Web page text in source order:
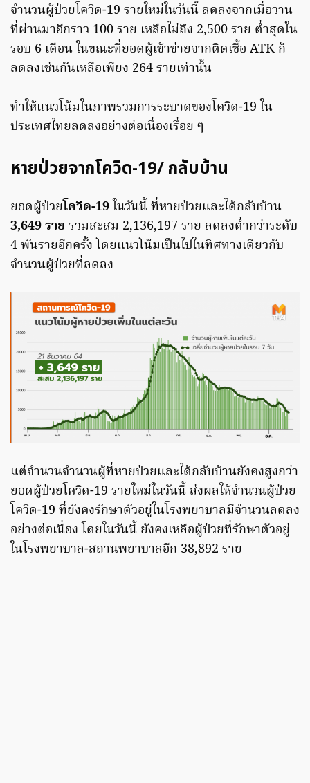
จำนวนผู้ป่วยโควิด-19 รายใหม่ในวันนี้ ลดลงจากเมื่อวาน
ที่ผ่านมาอีกราว 100 ราย เหลือไม่ถึง 2,500 ราย ต่ำสุดใน
รอบ 6 เดือน ในขณะที่ยอดผู้เข้าข่ายจากติดเชื้อ ATK ก็
ลดลงเช่นกันเหลือเพียง 264 รายเท่านั้น
ทำให้แนวโน้มในภาพรวมการระบาดของโควิด-19 ใน
ประเทศไทยลดลงอย่างต่อเนื่องเรื่อย ๆ
หายป่วยจากโควิด-19/ กลับบ้าน
ยอดผู้ป่วยโควิด-19ในวันนี้ ที่หายป่วยและได้กลับบ้าน
3,649 ราย รวมสะสม 2,136,197 ราย ลดลงต่ำกว่าระดับ
4 พันรายอีกครั้ง โดยแนวโน้มเป็นไปในทิศทางเดียวกับ
จำนวนผู้ป่วยที่ลดลง
แต่จำนวนจำนวนผู้ที่หายป่วยและได้กลับบ้านยังคงสูงกว่า
ยอดผู้ป่วยโควิด-19 รายใหม่ในวันนี้ ส่งผลให้จำนวนผู้ป่วย
โควิด-19 ที่ยังคงรักษาตัวอยู่ในโรงพยาบาลมีจำนวนลดลง
อย่างต่อเนื่อง โดยในวันนี้ ยังคงเหลือผู้ป่วยที่รักษาตัวอยู่
ในโรงพยาบาล-สถานพยาบาลอีก 38,892 ราย